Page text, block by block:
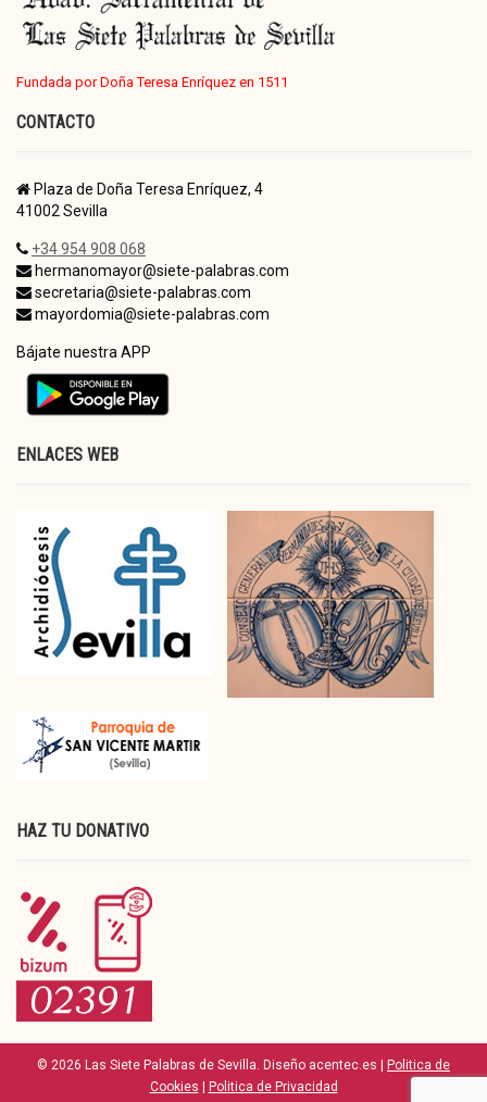
Fundada por Doña Teresa Enríquez en 1511
CONTACTO
Plaza de Doña Teresa Enríquez, 4
41002 Sevilla
+34 954 908 068
hermanomayor@siete-palabras.com
secretaria@siete-palabras.com
mayordomia@siete-palabras.com
Bájate nuestra APP
ENLACES WEB
HAZ TU DONATIVO
© 2026 Las Siete Palabras de Sevilla. Diseño acentec.es | Politica de
Cookies | Politica de Privacidad